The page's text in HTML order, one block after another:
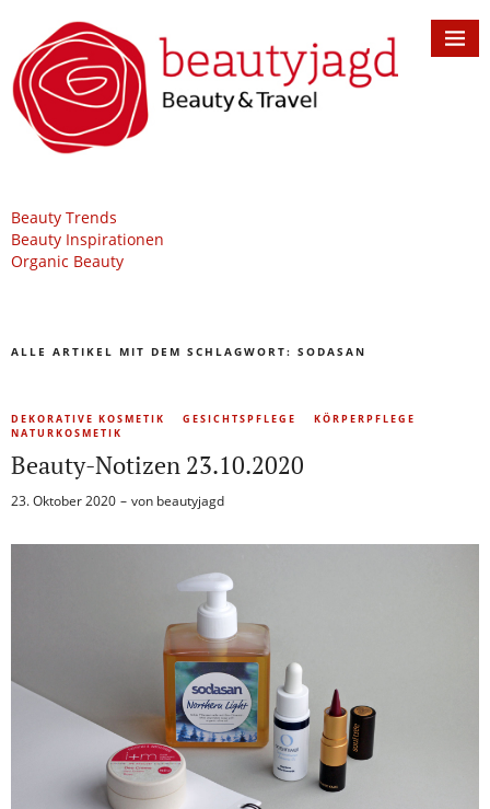
Beauty Trends
Beauty Inspirationen
Organic Beauty
ALLE ARTIKEL MIT DEM SCHLAGWORT: SODASAN
DEKORATIVE KOSMETIK GESICHTSPFLEGE
KÖRPERPFLEGE
NATURKOSMETIK
Beauty-Notizen 23.10.2020
23. Oktober 2020 von beautyjagd